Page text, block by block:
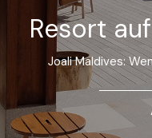
Resort
Joali Maldives: